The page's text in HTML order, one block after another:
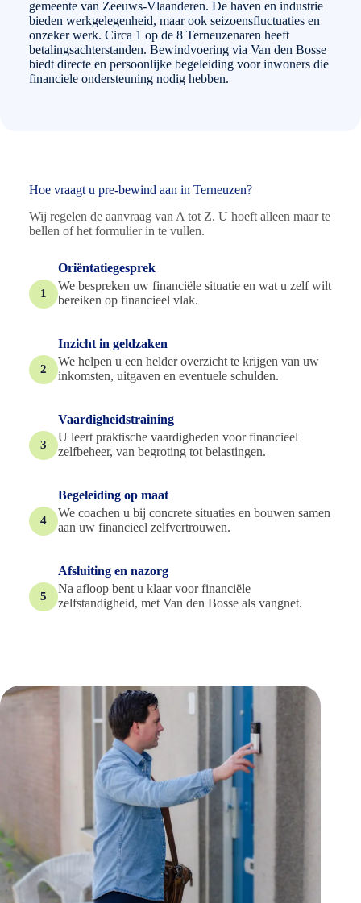
gemeente van Zeeuws-Vlaanderen. De haven en industrie
bieden werkgelegenheid, maar ook seizoensfluctuaties en
onzeker werk. Circa 1 op de 8 Terneuzenaren heeft
betalingsachterstanden. Bewindvoering via Van den Bosse
biedt directe en persoonlijke begeleiding voor inwoners die
financiele ondersteuning nodig hebben.
Hoe vraagt u pre-bewind aan in Terneuzen?
Wij regelen de aanvraag van A tot Z. U hoeft alleen maar te
bellen of het formulier in te vullen.
1
Oriëntatiegesprek
We bespreken uw financiële situatie en wat u zelf wilt
bereiken op financieel vlak.
2
Inzicht in geldzaken
We helpen u een helder overzicht te krijgen van uw
inkomsten, uitgaven en eventuele schulden.
3
Vaardigheidstraining
U leert praktische vaardigheden voor financieel
zelfbeheer, van begroting tot belastingen.
4
Begeleiding op maat
We coachen u bij concrete situaties en bouwen samen
aan uw financieel zelfvertrouwen.
5
Afsluiting en nazorg
Na afloop bent u klaar voor financiële
zelfstandigheid, met Van den Bosse als vangnet.